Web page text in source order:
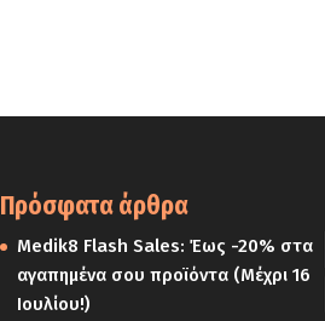
Πρόσφατα άρθρα
Medik8 Flash Sales: Έως -20% στα
αγαπημένα σου προϊόντα (Μέχρι 16
Ιουλίου!)